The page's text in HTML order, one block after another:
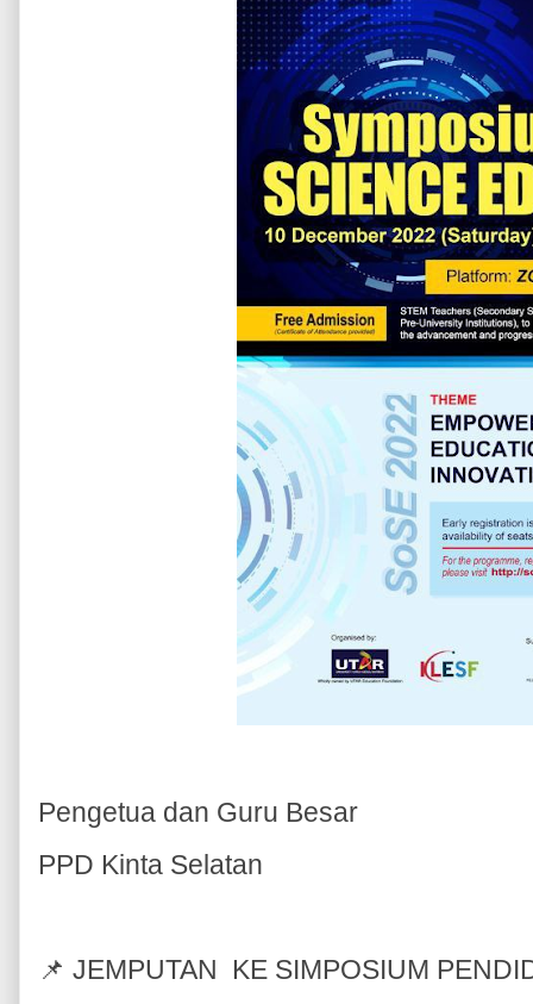
Pengetua dan Guru Besar
PPD Kinta Selatan
📌 JEMPUTAN KE SIMPOSIUM